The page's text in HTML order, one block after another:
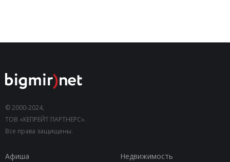
© 2000-2024,
ТОВ «КЕПРЕЙТ ПАРТНЕРС».
Все права защищены.
Афиша
Недвижимость